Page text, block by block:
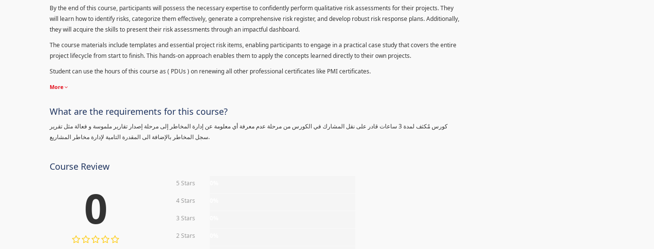
By the end of this course, participants will possess the necessary expertise to confidently perform qualitative risk assessments for their projects. They
will learn how to identify risks, categorize them effectively, generate a comprehensive risk register, and develop robust risk response plans. Additionally,
they will acquire the skills to present their risk assessments through an impactful dashboard.
The course materials include templates and essential project risk items, enabling participants to engage in a practical case study that covers the entire
project lifecycle from start to finish. This hands-on approach enables them to apply the concepts learned directly to their own projects.
Student can use the hours of this course as ( PDUs ) on renewing all other professional certificates like PMI certificates.
More
What are the requirements for this course?
كورس مٌكثف لمدة 3 ساعات قادر على نقل المشارك في الكورس من مرحلة عدم معرفة أي معلومة عن إدارة المخاطر إلى مرحلة إصدار تقارير ملموسة و فعالة مثل تقرير
سجل المخاطر بالإضافة الى المقدرة التامية لإدارة مخاطر المشاريع.
Course Review
0 5 Stars
4 Stars
3 Stars
2 Stars